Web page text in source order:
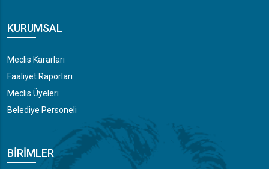
KURUMSAL
Meclis Kararları
Faaliyet Raporları
Meclis Üyeleri
Belediye Personeli
BIRIMLER